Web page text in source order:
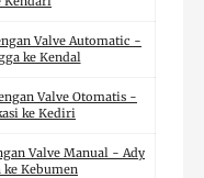
Valve Automatic -
ke Kendal
Valve Otomatis -
ke Kediri
Valve Manual - Ady
Kebumen